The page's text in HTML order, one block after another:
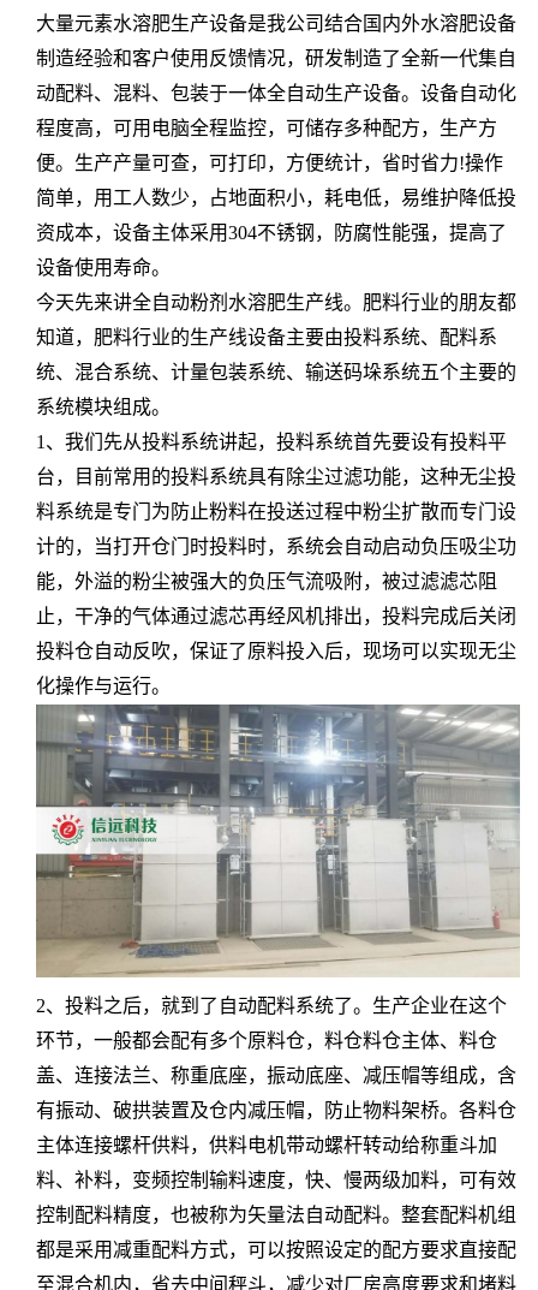
大量元素水溶肥生产设备是我公司结合国内外水溶肥设备
制造经验和客户使用反馈情况，研发制造了全新一代集自
动配料、混料、包装于一体全自动生产设备。设备自动化
程度高，可用电脑全程监控，可储存多种配方，生产方
便。生产产量可查，可打印，方便统计，省时省力!操作
简单，用工人数少，占地面积小，耗电低，易维护降低投
资成本，设备主体采用304不锈钢，防腐性能强，提高了
设备使用寿命。
今天先来讲全自动粉剂水溶肥生产线。肥料行业的朋友都
知道，肥料行业的生产线设备主要由投料系统、配料系
统、混合系统、计量包装系统、输送码垛系统五个主要的
系统模块组成。
1、我们先从投料系统讲起，投料系统首先要设有投料平
台，目前常用的投料系统具有除尘过滤功能，这种无尘投
料系统是专门为防止粉料在投送过程中粉尘扩散而专门设
计的，当打开仓门时投料时，系统会自动启动负压吸尘功
能，外溢的粉尘被强大的负压气流吸附，被过滤滤芯阻
止，干净的气体通过滤芯再经风机排出，投料完成后关闭
投料仓自动反吹，保证了原料投入后，现场可以实现无尘
化操作与运行。
2、投料之后，就到了自动配料系统了。生产企业在这个
环节，一般都会配有多个原料仓，料仓料仓主体、料仓
盖、连接法兰、称重底座，振动底座、减压帽等组成，含
有振动、破拱装置及仓内减压帽，防止物料架桥。各料仓
主体连接螺杆供料，供料电机带动螺杆转动给称重斗加
料、补料，变频控制输料速度，快、慢两级加料，可有效
控制配料精度，也被称为矢量法自动配料。整套配料机组
都是采用减重配料方式，可以按照设定的配方要求直接配
至混合机内，省去中间秤斗，减少对厂房高度要求和堵料